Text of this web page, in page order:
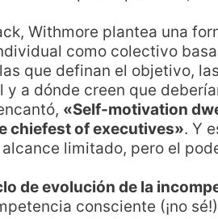
Withmore plantea una
como colectivo
que definan el objetivo,
y a dónde creen que
«Self-motivation
chiefest of executives». Y
limitado, pero el
de evolución de la
consciente (¡no